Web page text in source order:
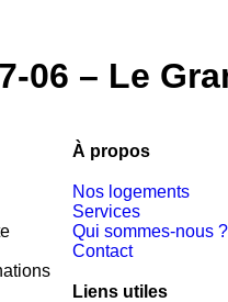
06 – Le
À propos
Nos logements
Services
Qui sommes-nous ?
Contact
Liens utiles